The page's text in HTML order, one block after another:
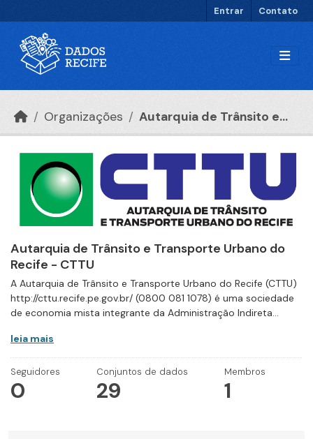
Entrar Contato
Organizações Autarquia de Trânsito e...
Autarquia de Trânsito e Transporte Urbano do
Recife - CTTU
A Autarquia de Trânsito e Transporte Urbano do Recife (CTTU)
http://cttu.recife.pe.gov.br/ (0800 081 1078) é uma sociedade
de economia mista integrante da Administração Indireta...
leia mais
Seguidores
0
Conjuntos de dados
29
Membros
1